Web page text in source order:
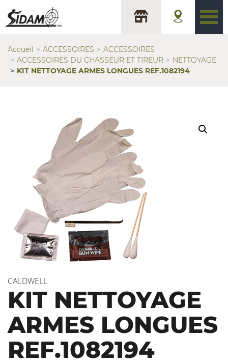
Accueil ACCESSOIRES
ACCESSOIRES
ACCESSOIRES DU CHASSEUR ET TIREUR
NETTOYAGE
KIT NETTOYAGE ARMES LONGUES REF.1082194
CALDWELL
KIT NETTOYAGE
ARMES LONGUES
REF.1082194